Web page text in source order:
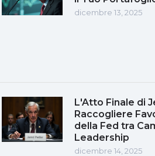
dicembre 13, 2025
L'Atto Finale di
Raccogliere
della Fed tra
Leadership
dicembre 14, 2025